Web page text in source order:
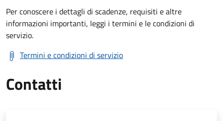
Per conoscere i dettagli di scadenze, requisiti e altre
informazioni importanti, leggi i termini e le condizioni di
servizio.
Termini e condizioni di servizio
Contatti